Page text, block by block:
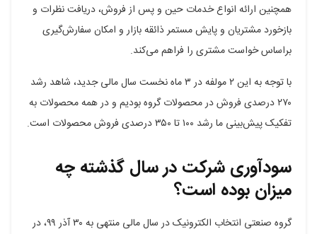
همچنین ارائه انواع خدمات حین و پس از فروش، دریافت نظرات و
بازخورد مشتریان و پایش مستمر ذائقه بازار و امکان سفارش‌گیری
براساس خواست مشتری را فراهم می‌کند.
با توجه به این ۲ مولفه در ۳ ماه نخست سال مالی جدید، شاهد رشد
۲۷۰ درصدی فروش در محصولات گروه بودیم و در همه محصولات به
تفکیک پیش‌بینی ما رشد ۱۰۰ تا ۳۵۰ درصدی فروش محصولات است.
سودآوری شرکت در سال گذشته چه
میزان بوده است؟
گروه صنعتی انتخاب الکترونیک در سال مالی منتهی به ۳۰ آذر ۹۹، در